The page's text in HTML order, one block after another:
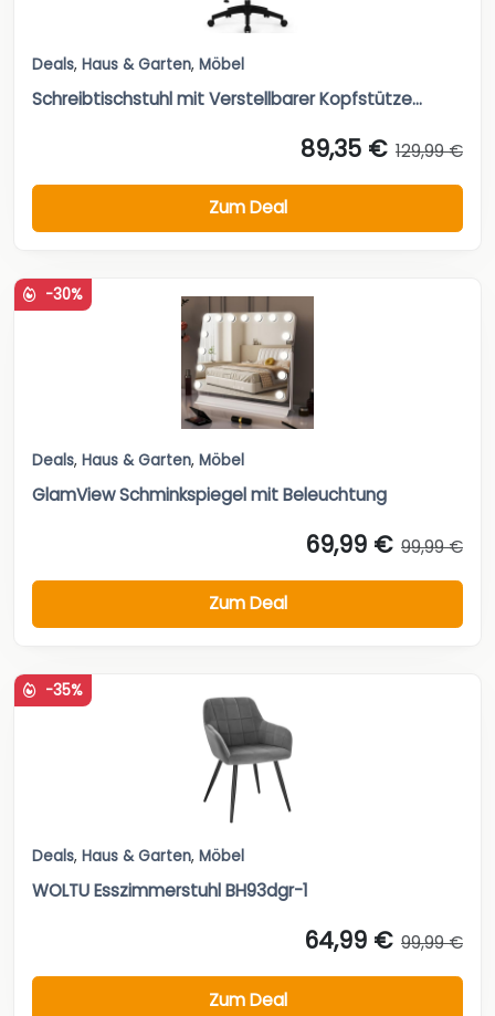
Deals, Haus & Garten, Möbel
Schreibtischstuhl mit Verstellbarer Kopfstütze...
89,35 € 129,99 €
Zum Deal
-30%
Deals, Haus & Garten, Möbel
GlamView Schminkspiegel mit Beleuchtung
69,99 € 99,99 €
Zum Deal
-35%
Deals, Haus & Garten, Möbel
WOLTU Esszimmerstuhl BH93dgr-1
64,99 € 99,99 €
Zum Deal